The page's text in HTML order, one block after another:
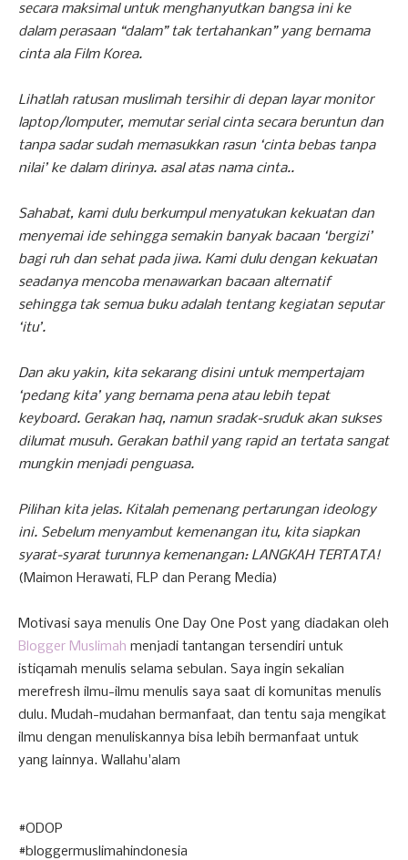
secara maksimal untuk menghanyutkan bangsa ini ke
dalam perasaan “dalam” tak tertahankan” yang bernama
cinta ala Film Korea.
Lihatlah ratusan muslimah tersihir di depan layar monitor
laptop/lomputer, memutar serial cinta secara beruntun dan
tanpa sadar sudah memasukkan rasun ‘cinta bebas tanpa
nilai’ ke dalam dirinya. asal atas nama cinta..
Sahabat, kami dulu berkumpul menyatukan kekuatan dan
menyemai ide sehingga semakin banyak bacaan ‘bergizi’
bagi ruh dan sehat pada jiwa. Kami dulu dengan kekuatan
seadanya mencoba menawarkan bacaan alternatif
sehingga tak semua buku adalah tentang kegiatan seputar
‘itu’.
Dan aku yakin, kita sekarang disini untuk mempertajam
‘pedang kita’ yang bernama pena atau lebih tepat
keyboard. Gerakan haq, namun sradak-sruduk akan sukses
dilumat musuh. Gerakan bathil yang rapid an tertata sangat
mungkin menjadi penguasa.
Pilihan kita jelas. Kitalah pemenang pertarungan ideology
ini. Sebelum menyambut kemenangan itu, kita siapkan
syarat-syarat turunnya kemenangan: LANGKAH TERTATA!
(Maimon Herawati, FLP dan Perang Media)
Motivasi saya menulis One Day One Post yang diadakan oleh
Blogger Muslimah menjadi tantangan tersendiri untuk
istiqamah menulis selama sebulan. Saya ingin sekalian
merefresh ilmu-ilmu menulis saya saat di komunitas menulis
dulu. Mudah-mudahan bermanfaat, dan tentu saja mengikat
ilmu dengan menuliskannya bisa lebih bermanfaat untuk
yang lainnya. Wallahu'alam
#ODOP
#bloggermuslimahindonesia